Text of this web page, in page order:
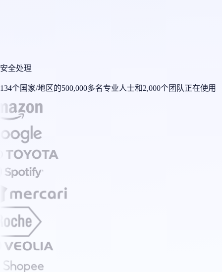
安全处理
134个国家/地区的500,000多名专业人士和2,000个团队正在使用